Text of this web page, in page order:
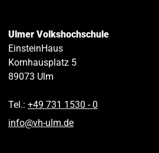
Ulmer Volkshochschule
EinsteinHaus
Kornhausplatz 5
89073 Ulm
Tel.: +49 731 1530 ‑ 0
info@vh-ulm.de